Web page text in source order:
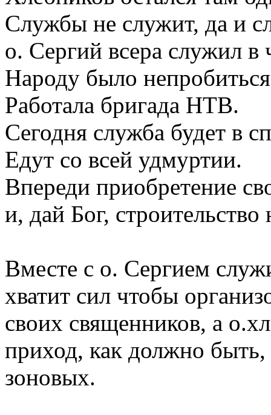
Службы не служит, да и
о. Сергий всера служил в
Народу было
Работала бригада НТВ.
Сегодня служба будет в
Едут со всей удмуртии.
Впереди приобретение
и, дай Бог,
Вместе с о. Сергием
хватит сил чтобы
своих священников, а
приход, как должно
зоновых.